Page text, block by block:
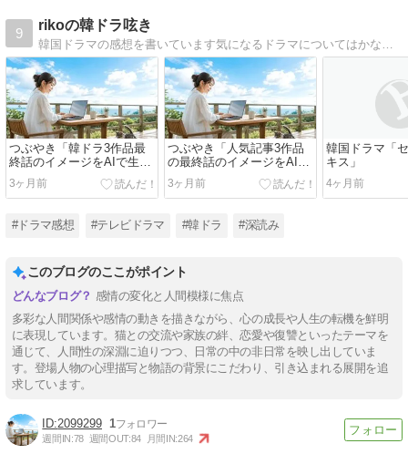
9
rikoの韓ドラ呟き
つぶやき「韓ドラ3作品最
終話のイメージをAIで生成
してみた」
3ヶ月前
つぶやき「人気記事3作品
の最終話のイメージをAIで
生成してみた」
3ヶ月前
韓国ドラマ「
キス」
4ヶ月前
#ドラマ感想 #テレビドラマ #韓ドラ #深読み
このブログのここがポイント
感情の変化と人間模様に焦点
多彩な人間関係や感情の動きを描きながら、心の成長や人生の転機を鮮明
に表現しています。猫との交流や家族の絆、恋愛や復讐といったテーマを
通じて、人間性の深淵に迫りつつ、日常の中の非日常を映し出していま
す。登場人物の心理描写と物語の背景にこだわり、引き込まれる展開を追
求しています。
2099299 1
週間IN:78 週間OUT:84 月間IN:264